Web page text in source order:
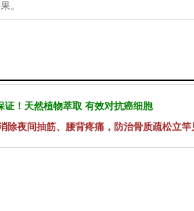
。
证！天然植物萃取 有效对抗癌细胞
除夜间抽筋、腰背疼痛，防治骨质疏松立竿